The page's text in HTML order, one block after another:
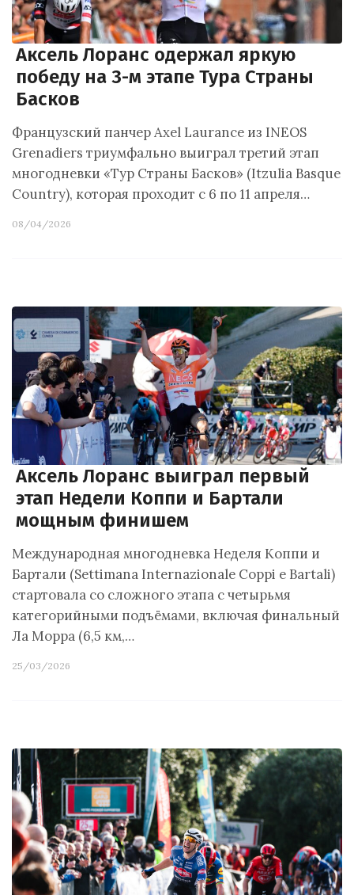
Аксель Лоранс одержал яркую
победу на 3-м этапе Тура Страны
Басков
Французский панчер Axel Laurance из INEOS
Grenadiers триумфально выиграл третий этап
многодневки «Тур Страны Басков» (Itzulia Basque
Country), которая проходит с 6 по 11 апреля…
08/04/2026
Аксель Лоранс выиграл первый
этап Недели Коппи и Бартали
мощным финишем
Международная многодневка Неделя Коппи и
Бартали (Settimana Internazionale Coppi e Bartali)
стартовала со сложного этапа с четырьмя
категорийными подъёмами, включая финальный
Ла Морра (6,5 км,…
25/03/2026